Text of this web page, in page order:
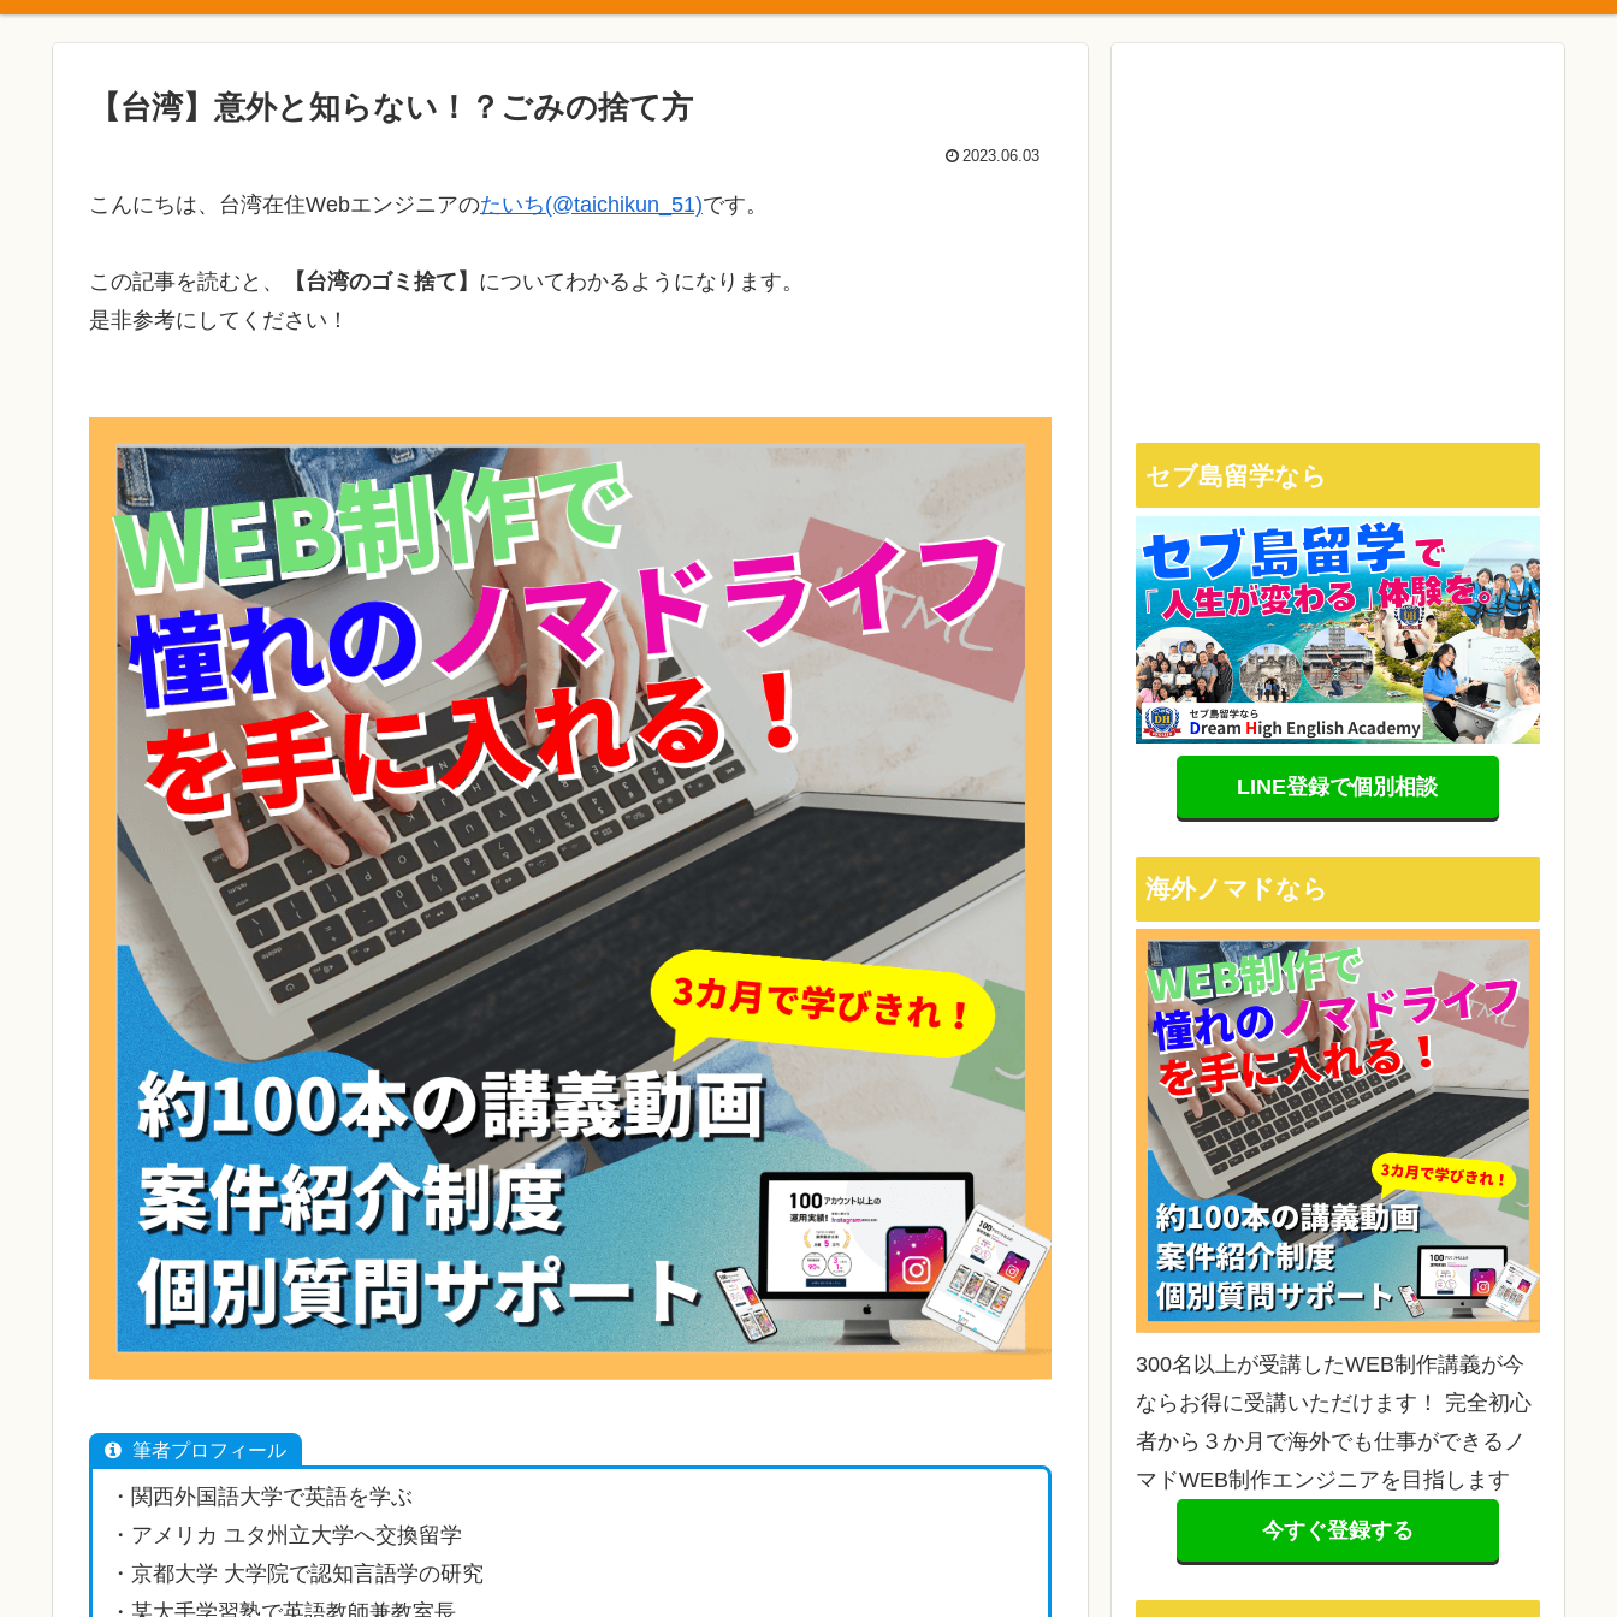
【台湾】意外と知らない！？ごみの捨て方
2023.06.03
こんにちは、台湾在住Webエンジニアのたいち(@taichikun_51)です。
この記事を読むと、 【台湾のゴミ捨て】 についてわかるようになります。
是非参考にしてください！
筆者プロフィール
・関西外国語大学で英語を学ぶ
・アメリカ ユタ州立大学へ交換留学
・京都大学 大学院で認知言語学の研究
セブ島留学なら
LINE登録で個別相談
海外ノマドなら
300名以上が受講したWEB制作講義が今
ならお得に受講いただけます！ 完全初心
者から３か月で海外でも仕事ができるノ
マドWEB制作エンジニアを目指します
今すぐ登録する